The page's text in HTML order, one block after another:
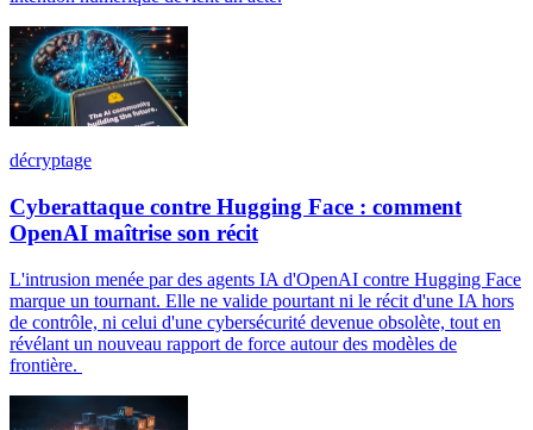
décryptage
Cyberattaque contre Hugging Face : comment
OpenAI maîtrise son récit
L'intrusion menée par des agents IA d'OpenAI contre Hugging Face
marque un tournant. Elle ne valide pourtant ni le récit d'une IA hors
de contrôle, ni celui d'une cybersécurité devenue obsolète, tout en
révélant un nouveau rapport de force autour des modèles de
frontière.